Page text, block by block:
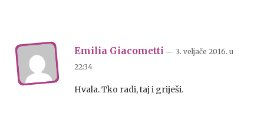
Emilia Giacometti — 3. veljače 2016. u
22:34
Hvala. Tko radi, taj i griješi.